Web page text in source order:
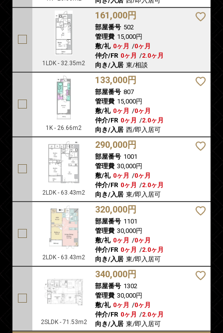
1LDK - 32.35m2
161,000円
部屋番号 502
管理費 15,000円
敷/礼 0ヶ月 /0ヶ月
仲介/FR 0ヶ月 /2.0ヶ月
向き/入居 東/相談
1K - 26.66m2
133,000円
部屋番号 807
管理費 15,000円
敷/礼 0ヶ月 /0ヶ月
仲介/FR 0ヶ月 /2.0ヶ月
向き/入居 西/即入居可
2LDK - 63.43m2
290,000円
部屋番号 1001
管理費 30,000円
敷/礼 0ヶ月 /0ヶ月
仲介/FR 0ヶ月 /2.0ヶ月
向き/入居 東/即入居可
2LDK - 63.43m2
320,000円
部屋番号 1101
管理費 30,000円
敷/礼 0ヶ月 /0ヶ月
仲介/FR 0ヶ月 /2.0ヶ月
向き/入居 東/即入居可
2SLDK - 71.53m2
340,000円
部屋番号 1302
管理費 30,000円
敷/礼 0ヶ月 /0ヶ月
仲介/FR 0ヶ月 /2.0ヶ月
向き/入居 東/即入居可